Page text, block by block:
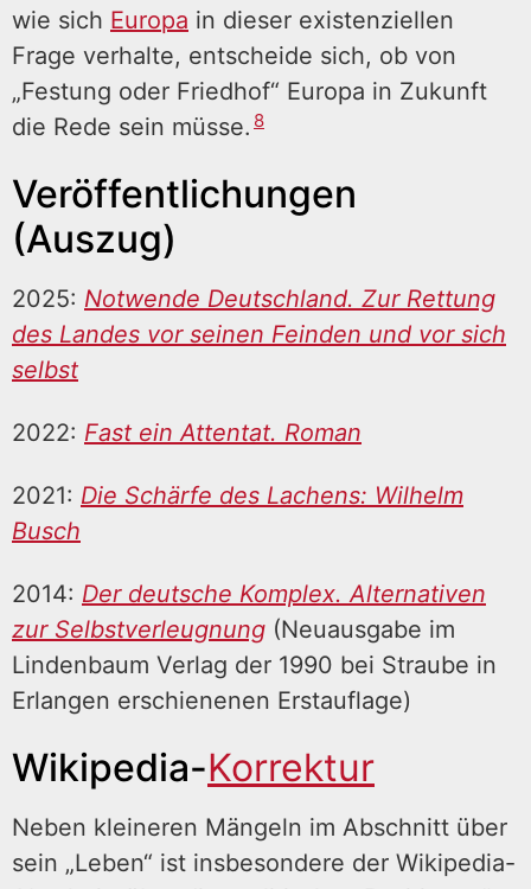
wie sich Europa in dieser existenziellen
Frage verhalte, entscheide sich, ob von
„Festung oder Friedhof“ Europa in Zukunft
die Rede sein müsse. 8
Veröffentlichungen
(Auszug)
2025: Notwende Deutschland. Zur Rettung
des Landes vor seinen Feinden und vor sich
selbst
2022: Fast ein Attentat. Roman
2021: Die Schärfe des Lachens: Wilhelm
Busch
2014: Der deutsche Komplex. Alternativen
zur Selbstverleugnung (Neuausgabe im
Lindenbaum Verlag der 1990 bei Straube in
Erlangen erschienenen Erstauflage)
Wikipedia-Korrektur
Neben kleineren Mängeln im Abschnitt über
sein „Leben“ ist insbesondere der Wikipedia-